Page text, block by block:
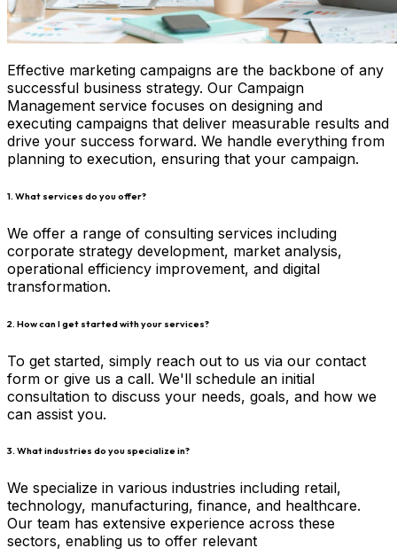
Effective marketing campaigns are the backbone of any
successful business strategy. Our Campaign
Management service focuses on designing and
executing campaigns that deliver measurable results and
drive your success forward. We handle everything from
planning to execution, ensuring that your campaign.
1. What services do you offer?
We offer a range of consulting services including
corporate strategy development, market analysis,
operational efficiency improvement, and digital
transformation.
2. How can I get started with your services?
To get started, simply reach out to us via our contact
form or give us a call. We'll schedule an initial
consultation to discuss your needs, goals, and how we
can assist you.
3. What industries do you specialize in?
We specialize in various industries including retail,
technology, manufacturing, finance, and healthcare.
Our team has extensive experience across these
sectors, enabling us to offer relevant